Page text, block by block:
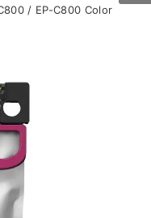
/ EP-C800 Color